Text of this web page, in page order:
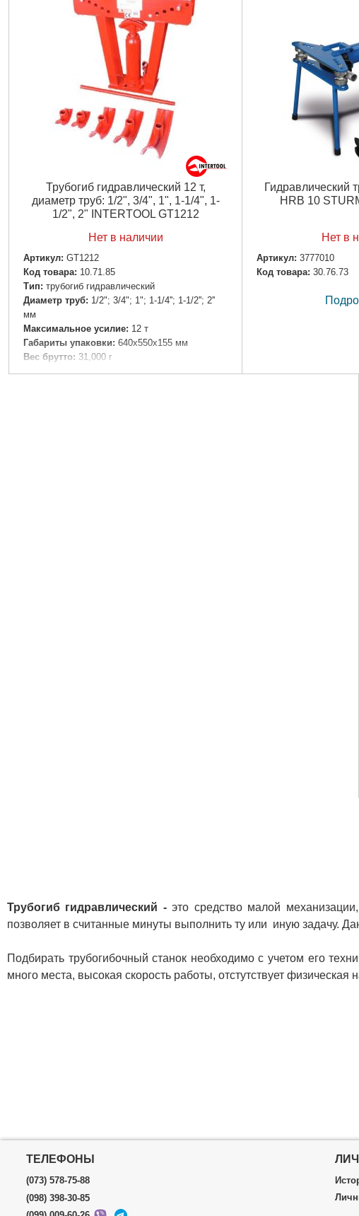
Габариты упаковки:
770x370x200 мм
63,000 г
Подробнее...
Трубогиб гидравлический 12 т,
диаметр труб: 1/2", 3/4", 1", 1-1/4", 1-
1/2", 2" INTERTOOL GT1212
Нет в наличии
Артикул: GT1212
Код товара: 10.71.85
Tип: трубогиб гидравлический
Диаметр труб: 1/2"; 3/4"; 1"; 1-1/4''; 1-1/2''; 2''
мм
Максимальное усилие: 12 т
Габариты упаковки: 640x550x155 мм
Вес брутто: 31,000 г
Гидравлический
HRB 10
Нет в
Артикул: 3777010
Код товара: 30.76.73
Трубогиб гидравлический -это средство малой
позволяет в считанные минуты выполнить ту или иную задачу.
Подбирать трубогибочный станок необходимо с учетом его
много места, высокая скорость работы, отстутствует
ТЕЛЕФОНЫ
(073) 578-75-88
(098) 398-30-85